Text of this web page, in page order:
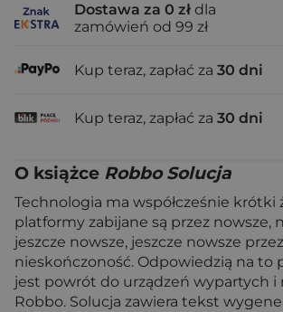
Dostawa za 0 zł dla
zamówień od 99 zł
Kup teraz, zapłać za 30 dni
Kup teraz, zapłać za 30 dni
O książce Robbo Solucja
Technologia ma współcześnie krótki
platformy zabijane są przez nowsze,
jeszcze nowsze, jeszcze nowsze
nieskończoność. Odpowiedzią na to
jest powrót do urządzeń wypartych i
Robbo. Solucja zawiera tekst